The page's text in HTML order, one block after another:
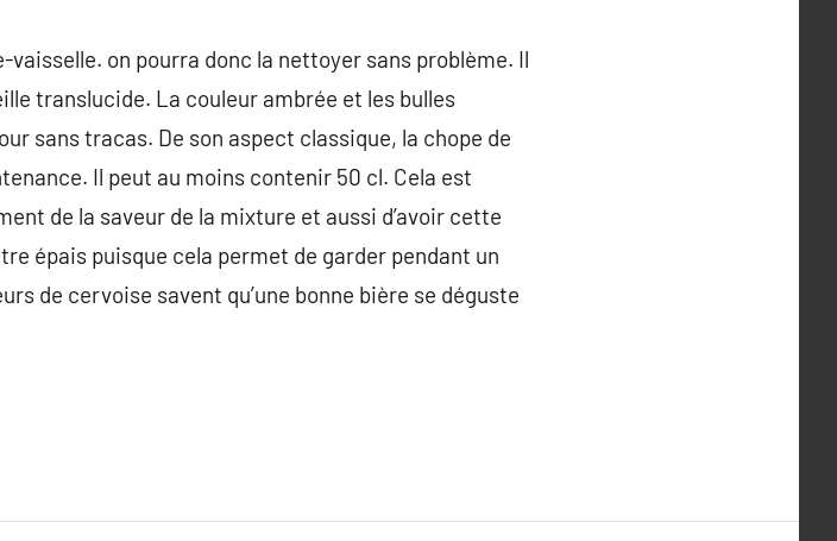
on pourra donc la nettoyer sans problème. Il
translucide. La couleur ambrée et les bulles
sans tracas. De son aspect classique, la chope de
Il peut au moins contenir 50 cl. Cela est
de la saveur de la mixture et aussi d’avoir cette
épais puisque cela permet de garder pendant un
de cervoise savent qu’une bonne bière se déguste